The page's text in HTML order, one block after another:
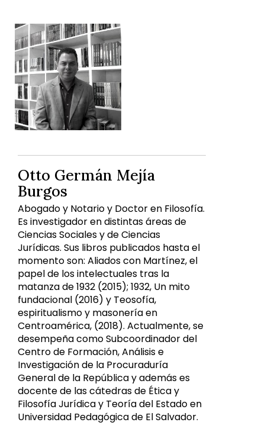
Otto Germán Mejía
Burgos
Abogado y Notario y Doctor en Filosofía.
Es investigador en distintas áreas de
Ciencias Sociales y de Ciencias
Jurídicas. Sus libros publicados hasta el
momento son: Aliados con Martínez, el
papel de los intelectuales tras la
matanza de 1932 (2015); 1932, Un mito
fundacional (2016) y Teosofía,
espiritualismo y masonería en
Centroamérica, (2018). Actualmente, se
desempeña como Subcoordinador del
Centro de Formación, Análisis e
Investigación de la Procuraduría
General de la República y además es
docente de las cátedras de Ética y
Filosofía Jurídica y Teoría del Estado en
Universidad Pedagógica de El Salvador.